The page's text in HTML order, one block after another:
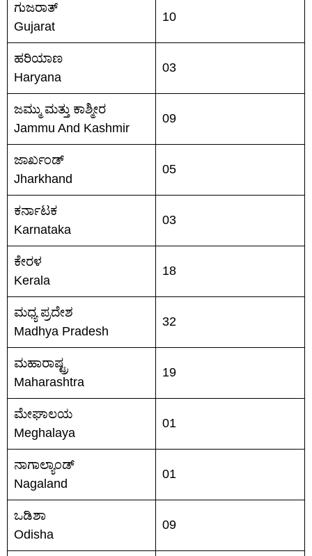
ಗುಜರಾತ್
Gujarat
10
ಹರಿಯಾಣ
Haryana
03
ಜಮ್ಮು ಮತ್ತು ಕಾಶ್ಮೀರ
Jammu And Kashmir
09
ಜಾರ್ಖಂಡ್
Jharkhand
05
ಕರ್ನಾಟಕ
Karnataka
03
ಕೇರಳ
Kerala
18
ಮಧ್ಯ ಪ್ರದೇಶ
Madhya Pradesh
32
ಮಹಾರಾಷ್ಟ್ರ
Maharashtra
19
ಮೇಘಾಲಯ
Meghalaya
01
ನಾಗಾಲ್ಯಾಂಡ್
Nagaland
01
ಒಡಿಶಾ
Odisha
09